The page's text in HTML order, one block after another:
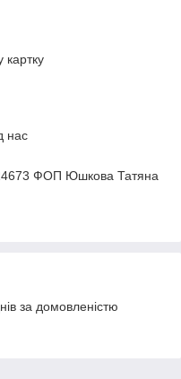
картку
нас
ФОП Юшкова Татяна
за домовленістю